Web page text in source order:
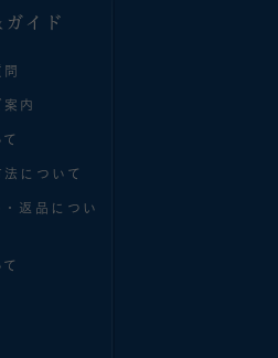
ガイド
内
について
返品につい